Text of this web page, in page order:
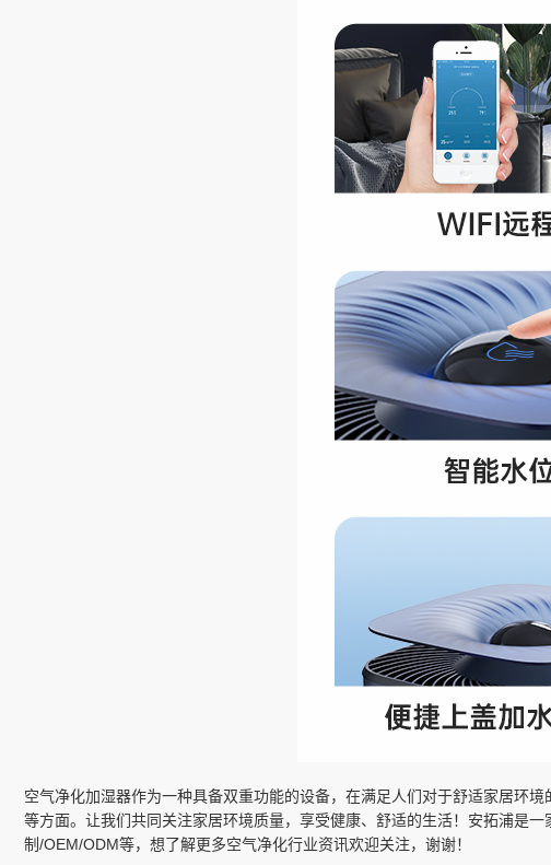
空气净化加湿器作为一种具备双重功能的设备，在满足人们对于舒适家居环
等方面。让我们共同关注家居环境质量，享受健康、舒适的生活！安拓浦是
制/OEM/ODM等，想了解更多空气净化行业资讯欢迎关注，谢谢！